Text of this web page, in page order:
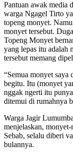
Pantuan awak media
warga Ngagel Tirto
topeng monyet.
monyet tersebut.
Topeng Monyet
yang lepas itu adalah
tersebut memang
“Semua monyet saya
begitu. Itu (monyet
nggak ngerti itu
ditemui di rumahnya
Warga Jagir
menjelaskan,
Sebab, selalu diberi
bulannya.